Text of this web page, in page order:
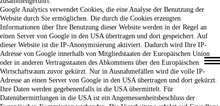
Google Analytics verwendet Cookies, die eine Analyse der Benutzung der
Website durch Sie ermöglichen. Die durch die Cookies erzeugten
Informationen über Ihre Benutzung dieser Website werden in der Regel an
einen Server von Google in den USA übertragen und dort gespeichert. Auf
dieser Website ist die IP-Anonymisierung aktiviert. Dadurch wird Ihre IP-
Adresse von Google innerhalb von Mitgliedstaaten der Europäischen Union
oder in anderen Vertragsstaaten des Abkommens über den Europäischen
Wirtschaftsraum zuvor gekürzt. Nur in Ausnahmefällen wird die volle IP-
Adresse an einen Server von Google in den USA übertragen und dort gekürzt.
Ihre Daten werden gegebenenfalls in die USA übermittelt. Für
Datenübermittlungen in die USA ist ein Angemessenheitsbeschluss der